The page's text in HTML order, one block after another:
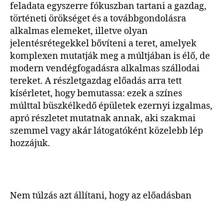
feladata egyszerre fókuszban tartani a gazdag,
történeti örökséget és a továbbgondolásra
alkalmas elemeket, illetve olyan
jelentésrétegekkel bővíteni a teret, amelyek
komplexen mutatják meg a múltjában is élő, de
modern vendégfogadásra alkalmas szállodai
tereket. A részletgazdag előadás arra tett
kísérletet, hogy bemutassa: ezek a színes
múlttal büszkélkedő épületek ezernyi izgalmas,
apró részletet mutatnak annak, aki szakmai
szemmel vagy akár látogatóként közelebb lép
hozzájuk.
Nem túlzás azt állítani, hogy az előadásban